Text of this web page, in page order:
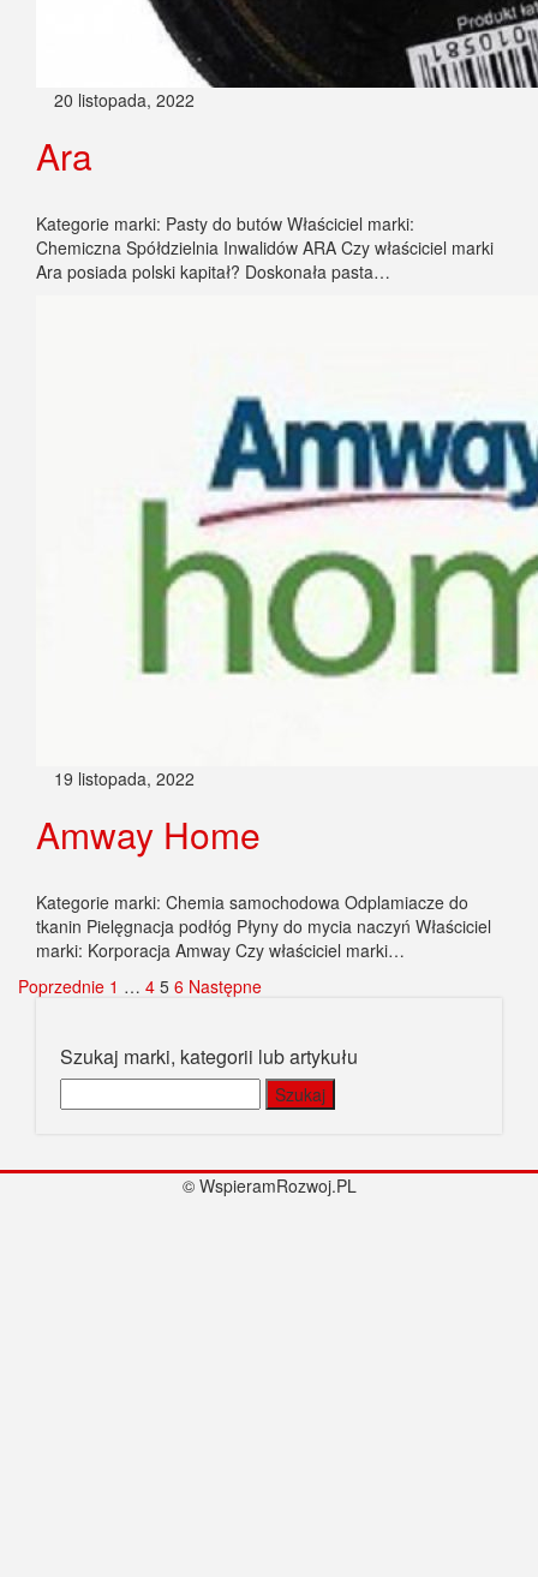
20 listopada, 2022
Ara
Kategorie marki: Pasty do butów Właściciel marki:
Chemiczna Spółdzielnia Inwalidów ARA Czy właściciel marki
Ara posiada polski kapitał? Doskonała pasta…
19 listopada, 2022
Amway Home
Kategorie marki: Chemia samochodowa Odplamiacze do
tkanin Pielęgnacja podłóg Płyny do mycia naczyń Właściciel
marki: Korporacja Amway Czy właściciel marki…
Stronicowanie
Poprzednie 1 … 4 5 6 Następne
Szukaj marki, kategorii lub artykułu
© WspieramRozwoj.PL